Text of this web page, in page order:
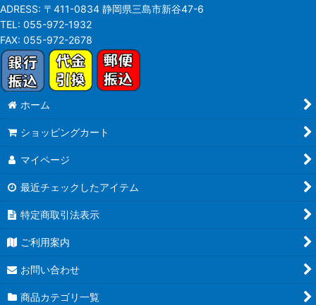
ADRESS: 〒411-0834 静岡県三島市新谷47-6
TEL: 055-972-1932
FAX: 055-972-2678
ホーム
ショッピングカート
マイページ
最近チェックしたアイテム
特定商取引法表示
ご利用案内
お問い合わせ
商品カテゴリ一覧